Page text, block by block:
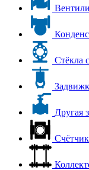
Вентили
Стёкла
Другая